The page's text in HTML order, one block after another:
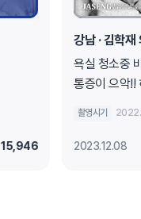
15,946
강남 · 김학재
욕실 청소중
통증이 으악!!
촬영시기
2023.12.08